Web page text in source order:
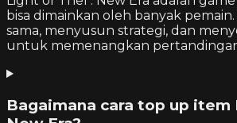
bisa dimainkan oleh banyak
sama, menyusun strategi, dan
untuk memenangkan
Bagaimana cara top up item